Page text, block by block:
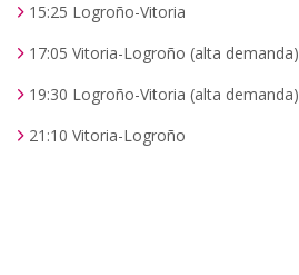
15:25 Logroño-Vitoria
17:05 Vitoria-Logroño (alta demanda)
19:30 Logroño-Vitoria (alta demanda)
21:10 Vitoria-Logroño